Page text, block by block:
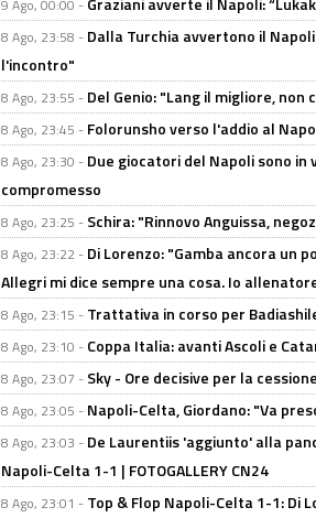
9 Ago, 00:00 -
8 Ago, 23:58 - Dalla Turchia avvertono il
l'incontro"
8 Ago, 23:55 - Del Genio: "Lang il migliore,
8 Ago, 23:45 - Folorunsho verso l'addio al
8 Ago, 23:30 - Due giocatori del Napoli sono
compromesso
8 Ago, 23:25 - Schira: "Rinnovo Anguissa,
8 Ago, 23:22 - Di Lorenzo: "Gamba ancora un
Allegri mi dice sempre una cosa. Io
8 Ago, 23:15 - Trattativa in corso per
8 Ago, 23:10 - Coppa Italia: avanti Ascoli e
8 Ago, 23:07 - Sky - Ore decisive per la
8 Ago, 23:05 - Napoli-Celta, Giordano: "Va
8 Ago, 23:03 - De Laurentiis 'aggiunto' alla
Napoli-Celta 1-1 | FOTOGALLERY CN24
8 Ago, 23:01 - Top & Flop Napoli-Celta 1-1: Di